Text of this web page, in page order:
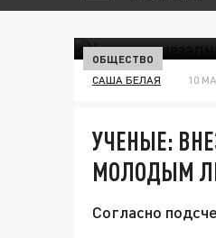
ОБЩЕСТВО
САША БЕЛАЯ 10
УЧЕНЫЕ:
МОЛОДЫМ
Согласно